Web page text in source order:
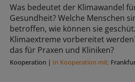
Was bedeutet der Klimawandel
Gesundheit? Welche Menschen
betroffen, wie können sie
Klimaextreme vorbereitet
das für Praxen und Kliniken?
Kooperation | In Kooperation mit: